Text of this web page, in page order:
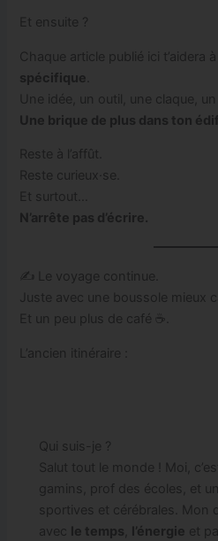
Et ensuite ?
Chaque article publié ici t’aidera
spécifique
Une idée, un outil, une claque, un
Une brique de plus dans ton
Reste à l’affût.
Reste curieux·se.
Et surtout…
N’arrête pas d’écrire.
✍️ Le voyage continue.
Juste avec une boussole mieux
Et un peu plus de café ☕.
L’ancien itinéraire :
Qui suis-je ?
Salut tout le monde ! Moi,
gamins, prof des écoles, et
sportives et cérébrales. Mon
avec le temps l’énergie et